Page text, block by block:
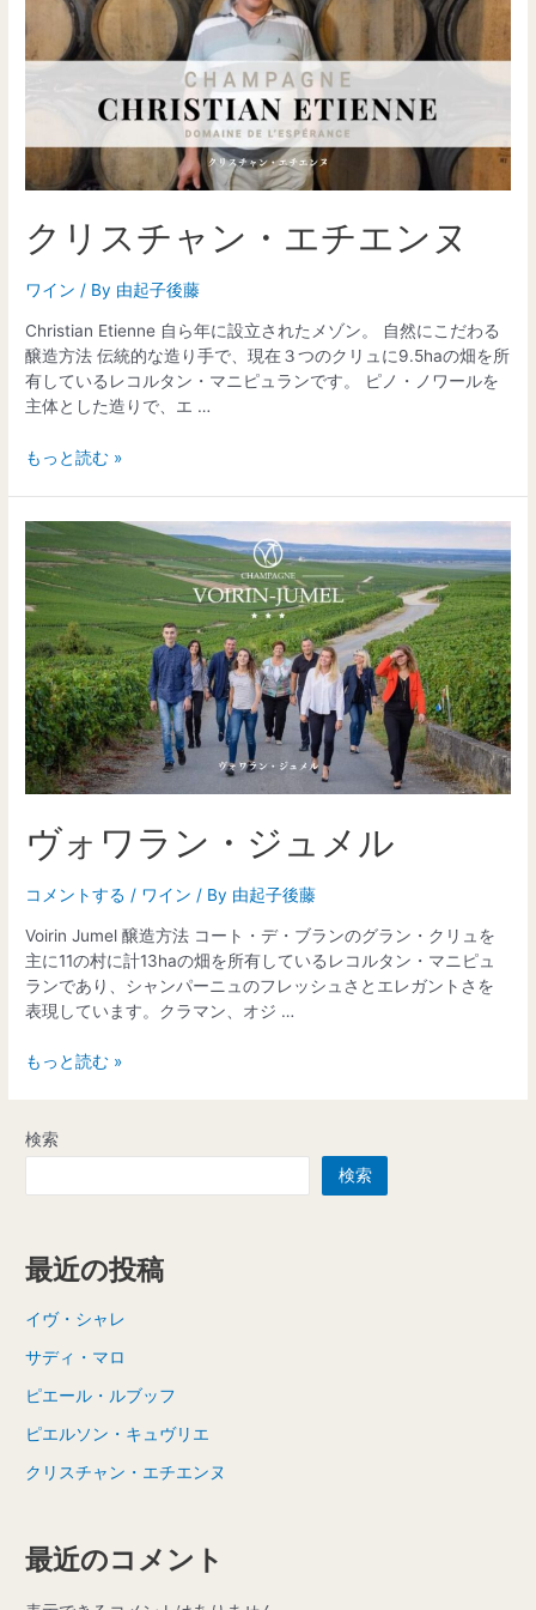
クリスチャン・エチエンヌ
ワイン / By 由起子後藤
Christian Etienne 自ら年に設立されたメゾン。 自然にこだわる
醸造方法 伝統的な造り手で、現在３つのクリュに9.5haの畑を所
有しているレコルタン・マニピュランです。 ピノ・ノワールを
主体とした造りで、エ …
もっと読む »
ヴォワラン・ジュメル
コメントする / ワイン / By 由起子後藤
Voirin Jumel 醸造方法 コート・デ・ブランのグラン・クリュを
主に11の村に計13haの畑を所有しているレコルタン・マニピュ
ランであり、シャンパーニュのフレッシュさとエレガントさを
表現しています。クラマン、オジ …
もっと読む »
検索
検索
最近の投稿
イヴ・シャレ
サディ・マロ
ピエール・ルブッフ
ピエルソン・キュヴリエ
クリスチャン・エチエンヌ
最近のコメント